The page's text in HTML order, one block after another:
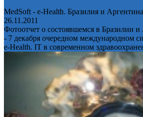
MedSoft - e-Health. Бразилия и Аргентина
26.11.2011
Фотоотчет о состоявшемся в Бразилии
- 7 декабря очередном международном
e-Health. IT в современном